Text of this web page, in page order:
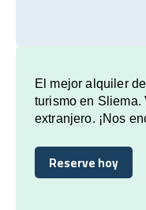
El mejor alquiler
turismo en Sliema.
extranjero. ¡Nos
Reserve hoy
Reserve hoy